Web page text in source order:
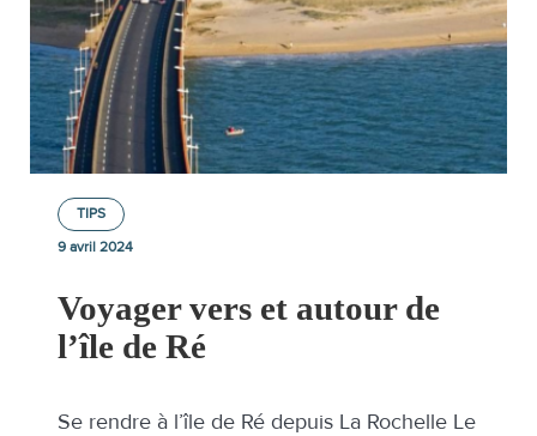
TIPS
9 avril 2024
Voyager vers et autour de
l’île de Ré
Se rendre à l’île de Ré depuis La Rochelle Le